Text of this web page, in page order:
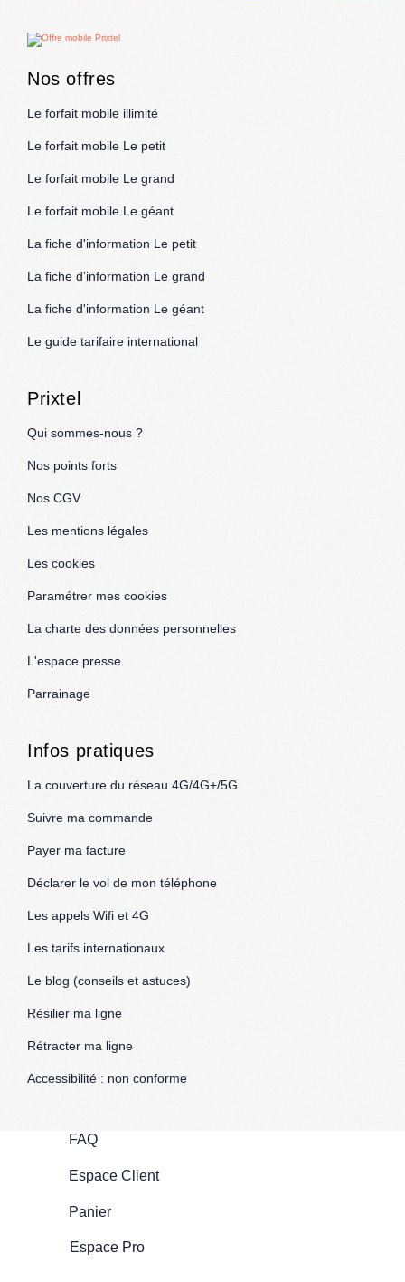
Nos offres
Le forfait mobile illimité
Le forfait mobile Le petit
Le forfait mobile Le grand
Le forfait mobile Le géant
La fiche d'information Le petit
La fiche d'information Le grand
La fiche d'information Le géant
Le guide tarifaire international
Prixtel
Qui sommes-nous ?
Nos points forts
Nos CGV
Les mentions légales
Les cookies
Paramétrer mes cookies
La charte des données personnelles
L'espace presse
Parrainage
Infos pratiques
La couverture du réseau 4G/4G+/5G
Suivre ma commande
Payer ma facture
Déclarer le vol de mon téléphone
Les appels Wifi et 4G
Les tarifs internationaux
Le blog (conseils et astuces)
Résilier ma ligne
Rétracter ma ligne
Accessibilité : non conforme
FAQ
Espace Client
Panier
Espace Pro